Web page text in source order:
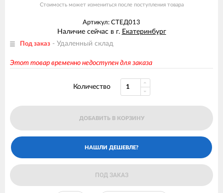
Стоимость может измениться после поступления товара
Артикул: СТЕД013
Наличие сейчас в г. Екатеринбург
Под заказ - Удаленный склад
Этот товар временно недоступен для заказа
Количество
ДОБАВИТЬ В КОРЗИНУ
ПОД ЗАКАЗ